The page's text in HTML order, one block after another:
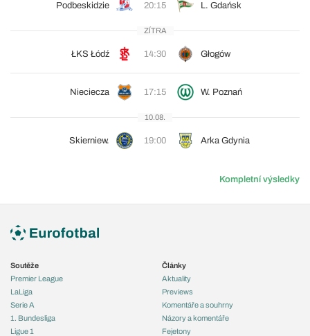
Podbeskidzie 20:15 L. Gdańsk
ZÍTRA
ŁKS Łódź 14:30 Głogów
Nieciecza 17:15 W. Poznań
10.08.
Skierniew. 19:00 Arka Gdynia
Kompletní výsledky
Soutěže
Premier League
LaLiga
Serie A
1. Bundesliga
Ligue 1
Články
Aktuality
Previews
Komentáře a souhrny
Názory a komentáře
Fejetony